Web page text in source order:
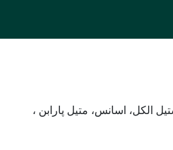
الکل، اسانس، متیل پارابن ،